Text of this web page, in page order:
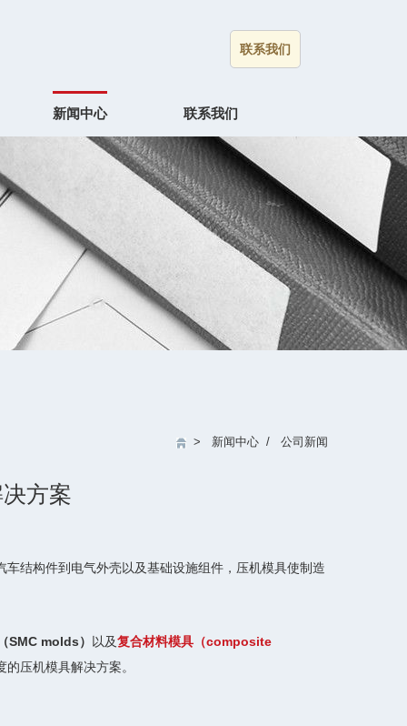
联系我们
新闻中心 联系我们
> 新闻中心 / 公司新闻
方案
结构件到电气外壳以及基础设施组件，压机模具使制造
SMC molds） 以及复合材料模具（composite
压机模具解决方案。